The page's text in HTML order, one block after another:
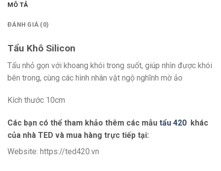
MÔ TẢ
ĐÁNH GIÁ (0)
Tẩu Khô Silicon
Tẩu nhỏ gọn với khoang khói trong suốt, giúp nhìn được khói
bên trong, cùng các hình nhân vật ngộ nghĩnh mờ ảo
Kích thước 10cm
Các bạn có thể tham khảo thêm các mẫu tẩu 420 khác
của nhà TED và mua hàng trực tiếp tại:
Website: https://ted420.vn